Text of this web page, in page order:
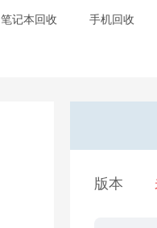
笔记本回收 手机回收
版本